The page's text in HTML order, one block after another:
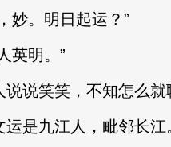
。明日起运？”
明。”
笑笑，不知怎么就
九江人，毗邻长江